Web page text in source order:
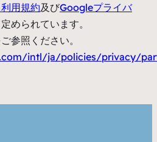
用規約及びGoogleプライバ
められています。
参照ください。
intl/ja/policies/privacy/